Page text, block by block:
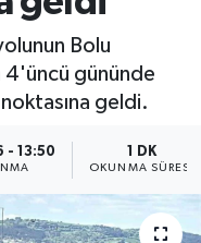
Bolu
4'üncü gününde
geldi.
- 13:50 1 DK
OKUNMA SÜRESI